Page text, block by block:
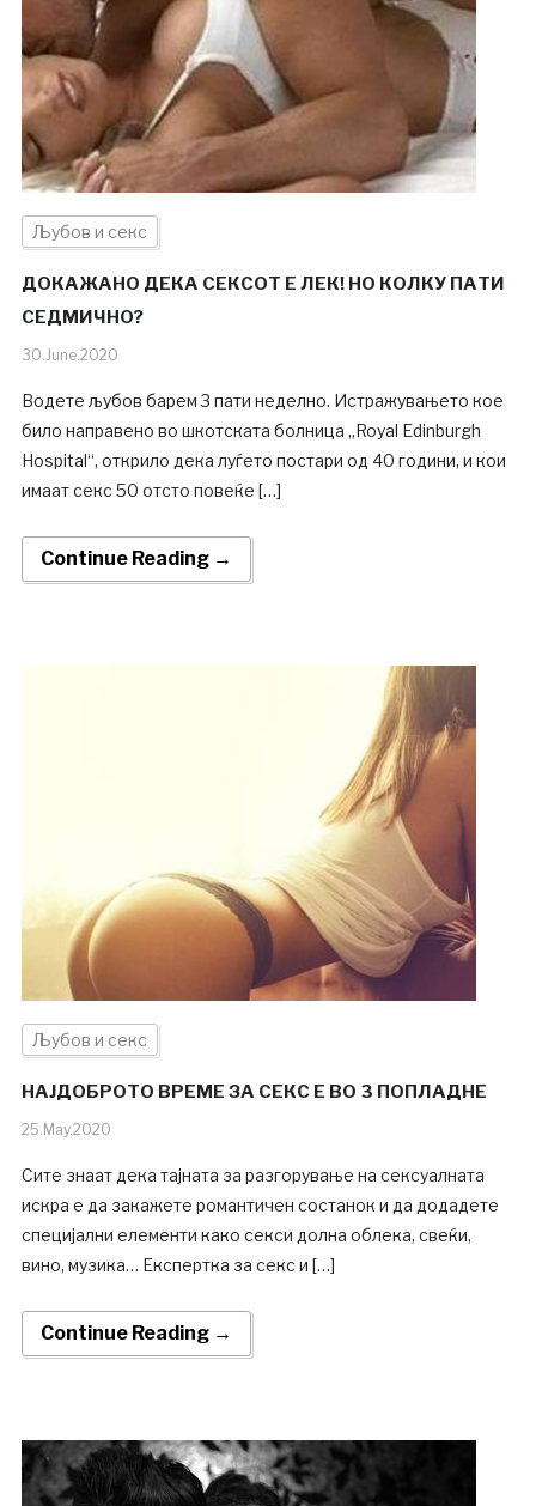
Љубов и секс
ДОКАЖАНО ДЕКА СЕКСОТ Е ЛЕК! НО КОЛКУ ПАТИ
СЕДМИЧНО?
30.June.2020
Водете љубов барем 3 пати неделно. Истражувањето кое
било направено во шкотската болница „Royal Edinburgh
Hospital“, открило дека луѓето постари од 40 години, и кои
имаат секс 50 отсто повеќе […]
Continue Reading →
Љубов и секс
НАЈДОБРОТО ВРЕМЕ ЗА СЕКС Е ВО 3 ПОПЛАДНЕ
25.May.2020
Сите знаат дека тајната за разгорување на сексуалната
искра е да закажете романтичен состанок и да додадете
специјални елементи како секси долна облека, свеќи,
вино, музика… Експертка за секс и […]
Continue Reading →